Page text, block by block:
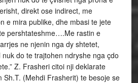
direkt ose indirect, me
e mira publike, dhe mbasi te jete
pershtateshme….Me rastin e
ne njenin nga dy shtetet,
do te trajtohen ndryshe nga çdo
Z. Frasheri citoi nji deklarate
Sh.T. (Mehdi Frasherit) te besoje se